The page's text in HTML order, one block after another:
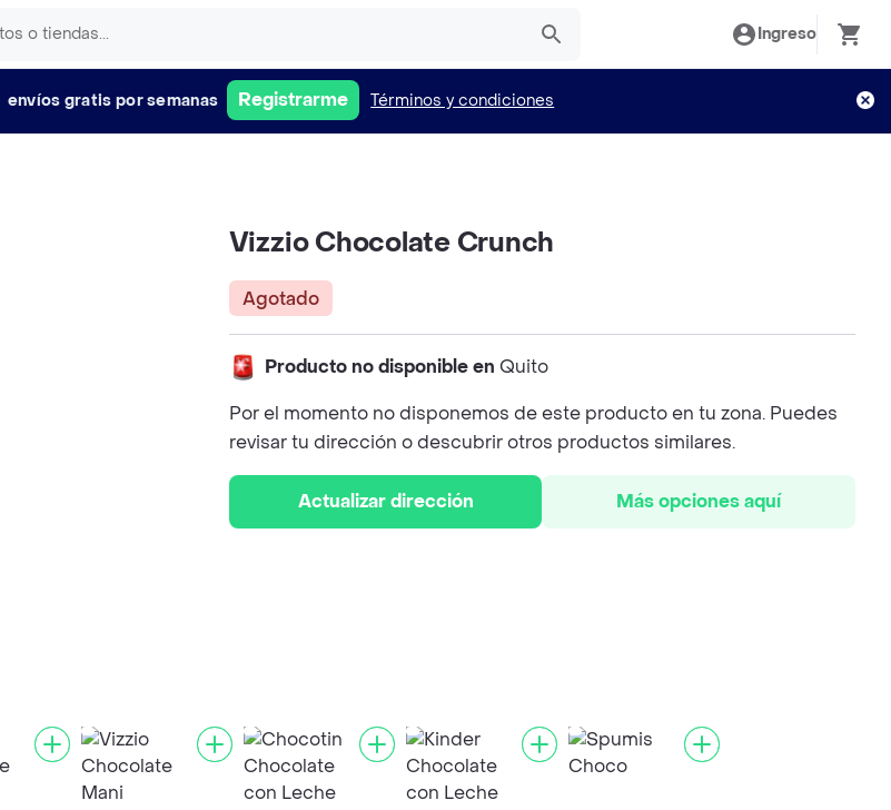
Ingreso
envíos gratis por semanas Registrarme Términos y condiciones
Vizzio Chocolate Crunch
Agotado
Producto no disponible en Quito
Por el momento no disponemos de este producto en tu zona. Puedes
revisar tu dirección o descubrir otros productos similares.
Actualizar dirección Más opciones aquí